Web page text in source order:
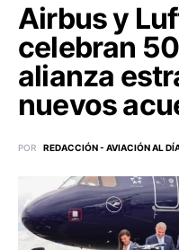
Airbus y
celebran
alianza
nuevos
POR REDACCIÓN - AVIACIÓN AL